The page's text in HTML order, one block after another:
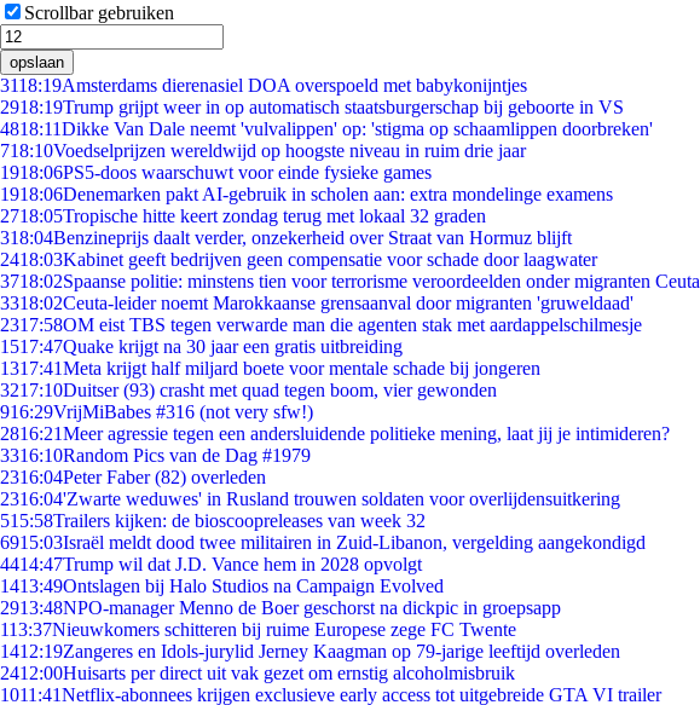
Scrollbar gebruiken
opslaan
3118:19Amsterdams dierenasiel DOA overspoeld met babykonijntjes
2918:19Trump grijpt weer in op automatisch staatsburgerschap bij geboorte in VS
4818:11Dikke Van Dale neemt 'vulvalippen' op: 'stigma op schaamlippen doorbreken'
718:10Voedselprijzen wereldwijd op hoogste niveau in ruim drie jaar
1918:06PS5-doos waarschuwt voor einde fysieke games
1918:06Denemarken pakt AI-gebruik in scholen aan: extra mondelinge examens
2718:05Tropische hitte keert zondag terug met lokaal 32 graden
318:04Benzineprijs daalt verder, onzekerheid over Straat van Hormuz blijft
2418:03Kabinet geeft bedrijven geen compensatie voor schade door laagwater
3718:02Spaanse politie: minstens tien voor terrorisme veroordeelden onder migranten Ceuta
3318:02Ceuta-leider noemt Marokkaanse grensaanval door migranten 'gruweldaad'
2317:58OM eist TBS tegen verwarde man die agenten stak met aardappelschilmesje
1517:47Quake krijgt na 30 jaar een gratis uitbreiding
1317:41Meta krijgt half miljard boete voor mentale schade bij jongeren
3217:10Duitser (93) crasht met quad tegen boom, vier gewonden
916:29VrijMiBabes #316 (not very sfw!)
2816:21Meer agressie tegen een andersluidende politieke mening, laat jij je intimideren?
3316:10Random Pics van de Dag #1979
2316:04Peter Faber (82) overleden
2316:04'Zwarte weduwes' in Rusland trouwen soldaten voor overlijdensuitkering
515:58Trailers kijken: de bioscoopreleases van week 32
6915:03Israël meldt dood twee militairen in Zuid-Libanon, vergelding aangekondigd
4414:47Trump wil dat J.D. Vance hem in 2028 opvolgt
1413:49Ontslagen bij Halo Studios na Campaign Evolved
2913:48NPO-manager Menno de Boer geschorst na dickpic in groepsapp
113:37Nieuwkomers schitteren bij ruime Europese zege FC Twente
1412:19Zangeres en Idols-jurylid Jerney Kaagman op 79-jarige leeftijd overleden
2412:00Huisarts per direct uit vak gezet om ernstig alcoholmisbruik
1011:41Netflix-abonnees krijgen exclusieve early access tot uitgebreide GTA VI trailer